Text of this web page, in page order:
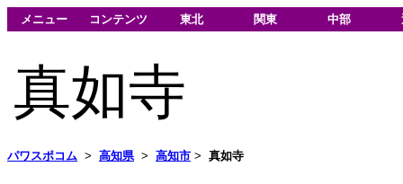
メニュー コンテンツ 東北 関東 中部
真如寺
パワスポコム > 高知県> 高知市 > 真如寺